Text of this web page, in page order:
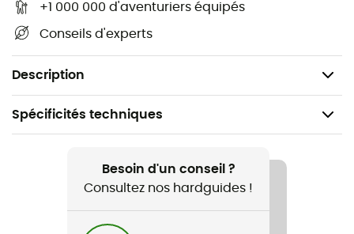
+1 000 000 d'aventuriers équipés
Conseils d'experts
Description
Poids : 870 g
Spécificités techniques
Escalade / AlpinismeBesoin d'un conseil ?
Consultez nos hardguides !